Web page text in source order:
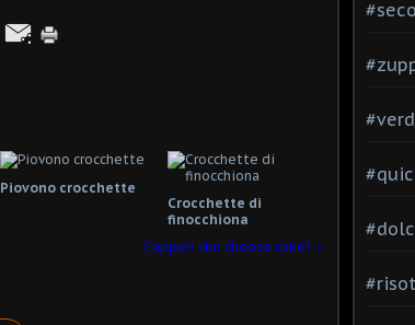
Piovono crocchette
Crocchette di
finocchiona
Capperi che cheese cake!